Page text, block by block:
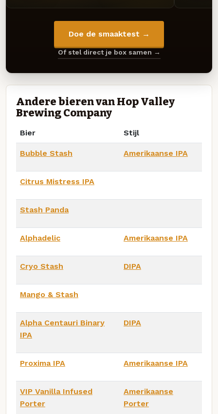
Doe de smaaktest →
Of stel direct je box samen →
Andere bieren van Hop Valley
Brewing Company
Bier Stijl
Bubble Stash Amerikaanse IPA
Citrus Mistress IPA
Stash Panda
Alphadelic Amerikaanse IPA
Cryo Stash DIPA
Mango & Stash
Alpha Centauri Binary
IPA
DIPA
Proxima IPA Amerikaanse IPA
VIP Vanilla Infused
Porter
Amerikaanse
Porter